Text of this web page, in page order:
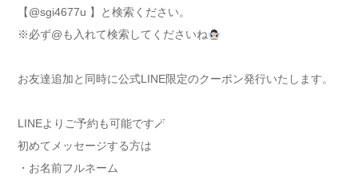
【@sgi4677u 】と検索ください。
※必ず@も入れて検索してくださいね
お友達追加と同時に公式LINE限定のクーポン発行いたします。
LINEよりご予約も可能です🪄
初めてメッセージする方は
・お名前フルネーム